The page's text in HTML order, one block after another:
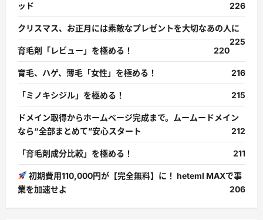
ッド
226
クリスマス、お正月には素敵なプレゼントを大切なあの人に
225
育毛剤「レビュー」を極める！
220
育毛、ハゲ、薄毛「女性」を極める！ 216
「ミノキシジル」を極める！ 215
ドメイン取得からホームページ完成まで。ムームードメイン
なら“全部まとめて”安心スタート
212
「育毛剤成分比較」を極める！ 211
初期費用110,000円が【完全無料】に！ heteml MAXで事
業を加速せよ
206